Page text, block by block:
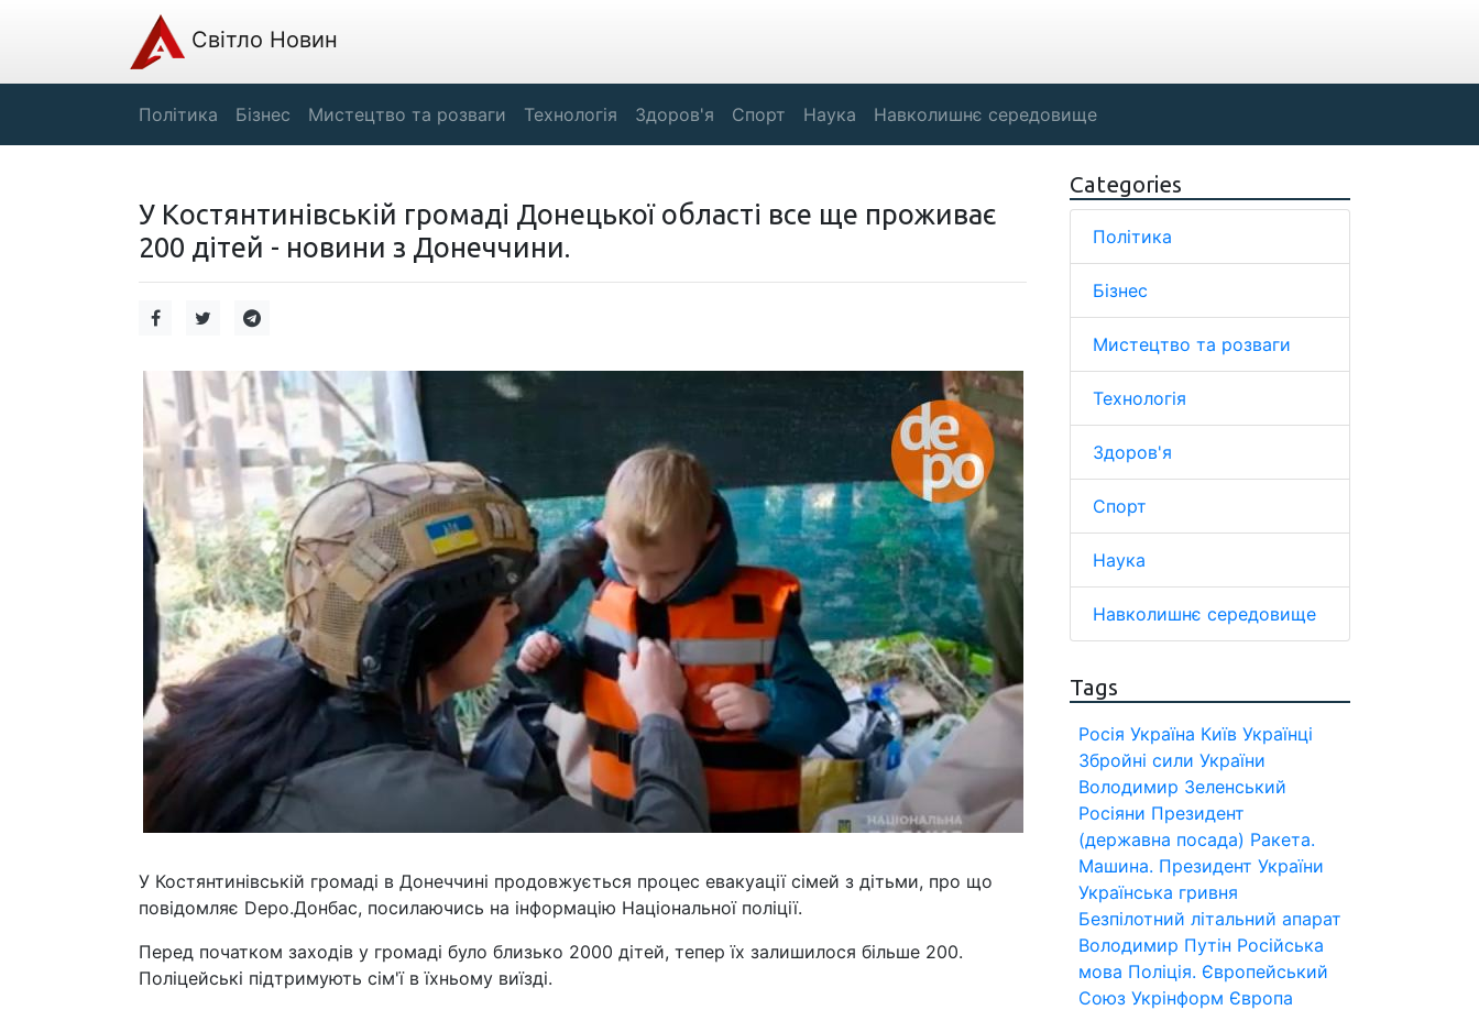
Світло Новин
Політика Бізнес Мистецтво та розваги Технологія Здоров'я Спорт Наука Навколишнє середовище
У Костянтинівській громаді Донецької області все ще проживає
200 дітей - новини з Донеччини.
У Костянтинівській громаді в Донеччині продовжується процес евакуації сімей з дітьми, про що
повідомляє Depo.Донбас, посилаючись на інформацію Національної поліції.
Перед початком заходів у громаді було близько 2000 дітей, тепер їх залишилося більше 200.
Поліцейські підтримують сім'ї в їхньому виїзді.
Categories
Політика
Бізнес
Мистецтво та розваги
Технологія
Здоров'я
Спорт
Наука
Навколишнє середовище
Tags
Росія Україна Київ Українці
Збройні сили України
Володимир Зеленський
Росіяни Президент
(державна посада) Ракета.
Машина. Президент України
Українська гривня
Безпілотний літальний апарат
Володимир Путін Російська
мова Поліція. Європейський
Союз Укрінформ Європа